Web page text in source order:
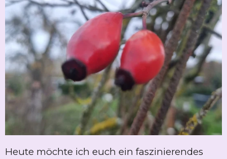
Heute möchte ich euch ein faszinierendes